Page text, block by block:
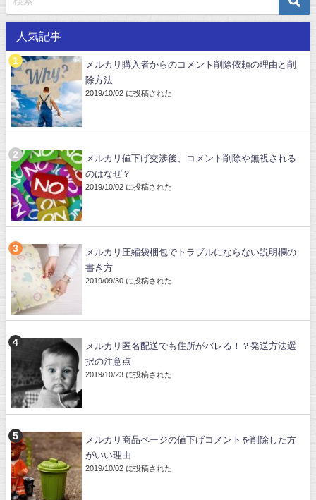
人気記事
メルカリ購入者からのコメント削除依頼の理由と削
除方法
2019/10/02 に投稿された
メルカリ値下げ交渉後、コメント削除や無視される
のはなぜ？
2019/10/02 に投稿された
メルカリ圧縮袋梱包でトラブルにならない説明欄の
書き方
2019/09/30 に投稿された
メルカリ匿名配送でも住所がバレる！？発送方法選
択の注意点
2019/10/23 に投稿された
メルカリ商品ページの値下げコメントを削除した方
がいい理由
2019/10/02 に投稿された